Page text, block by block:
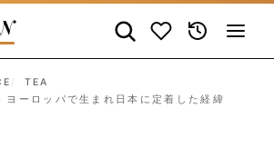
TEA
ヨーロッパで生まれ日本に定着した経緯